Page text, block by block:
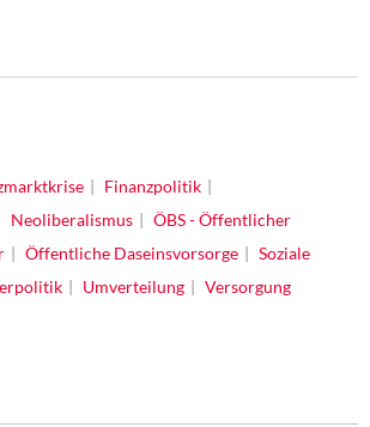
Finanzpolitik
Neoliberalismus
ÖBS - Öffentlicher
Öffentliche Daseinsvorsorge
Soziale
Umverteilung Versorgung